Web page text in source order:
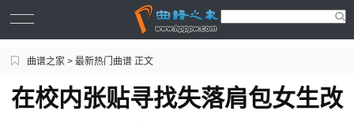
曲谱之家 > 最新热门曲谱 正文
在校内张贴寻找失落肩包女生改